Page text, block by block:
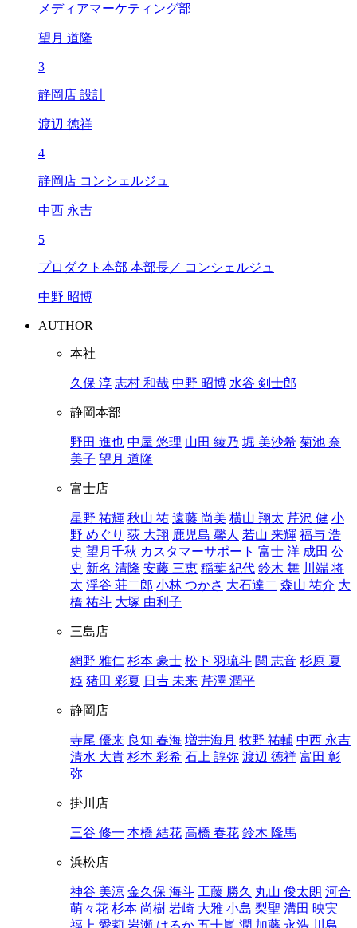
メディアマーケティング部
望月 道隆
3
静岡店 設計
渡辺 徳祥
4
静岡店 コンシェルジュ
中西 永吉
5
プロダクト本部 本部長／ コンシェルジュ
中野 昭博
AUTHOR
本社
久保 淳 志村 和哉 中野 昭博 水谷 剣士郎
静岡本部
野田 進也 中屋 悠理 山田 綾乃 堀 美沙希 菊池 奈
美子 望月 道隆
富士店
星野 祐輝 秋山 祐 遠藤 尚美 横山 翔太 芹沢 健 小
野 めぐり 荻 大翔 鹿児島 馨人 若山 来輝 福与 浩
史 望月千秋 カスタマーサポート 富士 洋 成田 公
史 新名 清隆 安藤 三恵 稲葉 紀代 鈴木 舞 川端 将
太 浮谷 荘二郎 小林 つかさ 大石達二 森山 祐介 大
橋 祐斗 大塚 由利子
三島店
網野 雅仁 杉本 豪士 松下 羽琉斗 関 志音 杉原 夏
姫 猪田 彩夏 日𠮷 未来 芹澤 潤平
静岡店
寺尾 優来 良知 春海 増井海月 牧野 祐輔 中西 永吉
清水 大貴 杉本 彩希 石上 諄弥 渡辺 徳祥 富田 彰
弥
掛川店
三谷 修一 本橋 結花 高橋 春花 鈴木 隆馬
浜松店
神谷 美涼 金久保 海斗 工藤 勝久 丸山 俊太朗 河合
萌々花 杉本 尚樹 岩崎 大雅 小島 梨聖 溝田 映実
福上 愛莉 岩瀬 はるか 五十嵐 潤 加藤 永浩 川島